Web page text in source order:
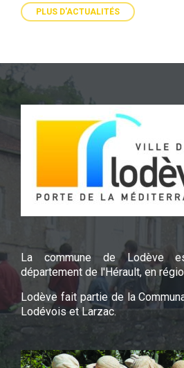
PLUS D'ACTUALITÉS
La commune de Lodève
département de l'Hérault, en
Lodève fait partie de la
Lodévois et Larzac.